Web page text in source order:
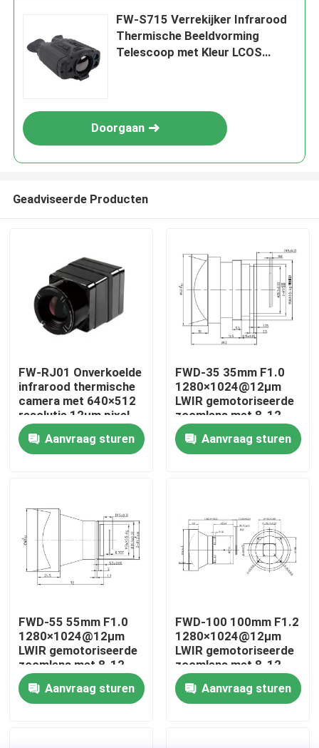
Thuis
Producten
Video's
Fabriekstocht
Kwaliteitscontrole
Nieuws
Vraag een offerte
FW-S715 Verrekijker Infrarood
Thermische Beeldvorming
Telescoop met Kleur LCOS
Doorgaan
Geadviseerde Producten
FW-RJ01 Onverkoelde
infrarood thermische
camera met 640×512
resolutie 12μm pixel
pitch en ≤40mk NETD
voor industriële
detectie
Aanvraag sturen
FWD-35 35mm F1.0
1280×1024@12μm
LWIR gemotoriseerde
zoomlens met 8-12
μm golflengte voor
thermische
beeldvorming
Aanvraag sturen
FWD-55 55mm F1.0
1280×1024@12μm
LWIR gemotoriseerde
zoomlens met 8-12
μm golflengte voor
thermische
beeldvorming
Aanvraag sturen
FWD-100 100mm F1.2
1280×1024@12μm
LWIR gemotoriseerde
zoomlens met 8-12
μm golflengte voor
thermische
beeldvorming
Aanvraag sturen